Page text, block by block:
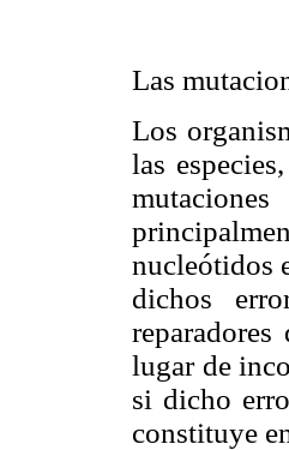
Las
Los
las
nucleótidos
dichos
lugar de
si dicho
constituye